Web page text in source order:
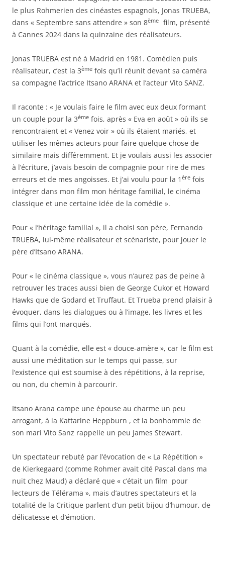
le plus Rohmerien des cinéastes espagnols, Jonas TRUEBA,
dans « Septembre sans attendre » son 8ème film, présenté
à Cannes 2024 dans la quinzaine des réalisateurs.
Jonas TRUEBA est né à Madrid en 1981. Comédien puis
réalisateur, c’est la 3ème fois qu’il réunit devant sa caméra
sa compagne l’actrice Itsano ARANA et l’acteur Vito SANZ.
Il raconte : « Je voulais faire le film avec eux deux formant
un couple pour la 3ème fois, après « Eva en août » où ils se
rencontraient et « Venez voir » où ils étaient mariés, et
utiliser les mêmes acteurs pour faire quelque chose de
similaire mais différemment. Et je voulais aussi les associer
à l’écriture, j’avais besoin de compagnie pour rire de mes
erreurs et de mes angoisses. Et j’ai voulu pour la 1 ère fois
intégrer dans mon film mon héritage familial, le cinéma
classique et une certaine idée de la comédie ».
Pour « l’héritage familial », il a choisi son père, Fernando
TRUEBA, lui-même réalisateur et scénariste, pour jouer le
père d’Itsano ARANA.
Pour « le cinéma classique », vous n’aurez pas de peine à
retrouver les traces aussi bien de George Cukor et Howard
Hawks que de Godard et Truffaut. Et Trueba prend plaisir à
évoquer, dans les dialogues ou à l’image, les livres et les
films qui l’ont marqués.
Quant à la comédie, elle est « douce-amère », car le film est
aussi une méditation sur le temps qui passe, sur
l’existence qui est soumise à des répétitions, à la reprise,
ou non, du chemin à parcourir.
Itsano Arana campe une épouse au charme un peu
arrogant, à la Kattarine Heppburn , et la bonhommie de
son mari Vito Sanz rappelle un peu James Stewart.
Un spectateur rebuté par l’évocation de « La Répétition »
de Kierkegaard (comme Rohmer avait cité Pascal dans ma
nuit chez Maud) a déclaré que « c’était un film pour
lecteurs de Télérama », mais d’autres spectateurs et la
totalité de la Critique parlent d’un petit bijou d’humour, de
délicatesse et d’émotion.